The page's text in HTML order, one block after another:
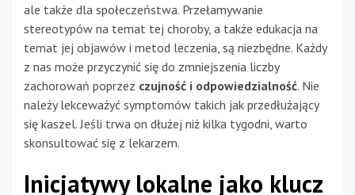
ale także dla społeczeństwa. Przełamywanie
stereotypów na temat tej choroby, a także edukacja na
temat jej objawów i metod leczenia, są niezbędne. Każdy
z nas może przyczynić się do zmniejszenia liczby
zachorowań poprzez czujność i odpowiedzialność. Nie
należy lekceważyć symptomów takich jak przedłużający
się kaszel. Jeśli trwa on dłużej niż kilka tygodni, warto
skonsultować się z lekarzem.
Inicjatywy lokalne jako klucz